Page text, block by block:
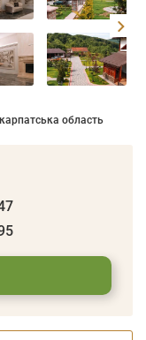
область